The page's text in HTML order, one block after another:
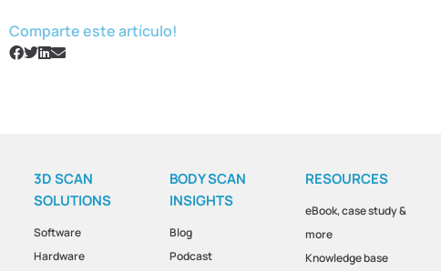
Comparte este artículo!
3D SCAN
SOLUTIONS
Software
Hardware
BODY SCAN
INSIGHTS
Blog
Podcast
RESOURCES
eBook, case study &
more
Knowledge base